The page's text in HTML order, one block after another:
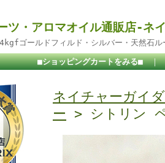
ツ・アロマオイル通販店-ネ
ゴールドフィルド・シルバー・天然石
■ショッピングカートをみる■ ｜
ネイチャーガイ
ー > シトリン